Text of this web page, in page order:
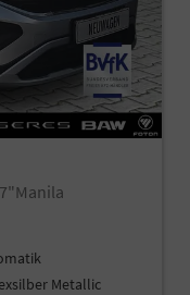
Metallic